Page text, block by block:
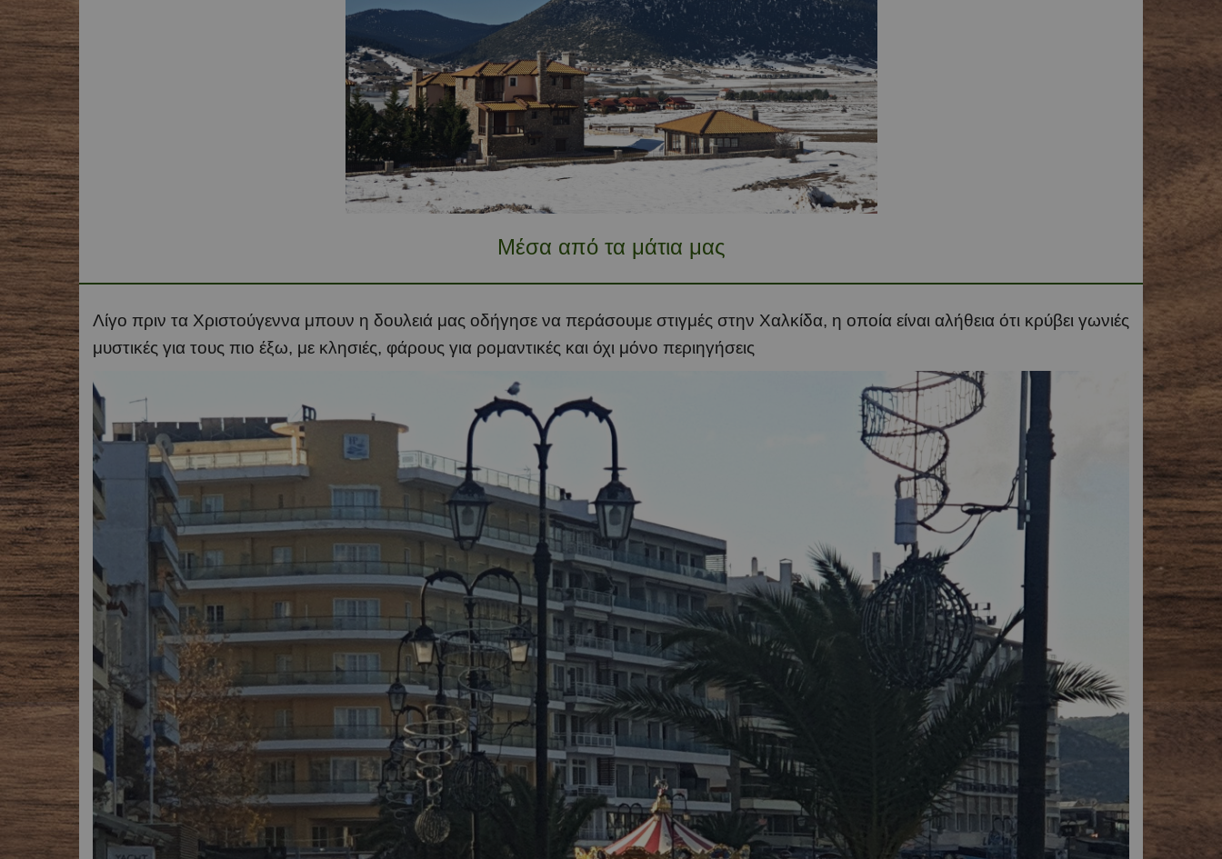
Μέσα από τα μάτια μας
Λίγο πριν τα Χριστούγεννα μπουν η δουλειά μας οδήγησε να περάσουμε στιγμές στην Χαλκίδα, η οποία είναι αλήθεια ότι κρύβει γωνιές
μυστικές για τους πιο έξω, με κλησιές, φάρους για ρομαντικές και όχι μόνο περιηγήσεις